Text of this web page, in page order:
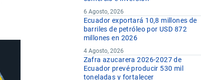
6 Agosto, 2026
Ecuador exportará 10,8 millones de
barriles de petróleo por USD 872
millones en 2026
4 Agosto, 2026
Zafra azucarera 2026-2027 de
Ecuador prevé producir 530 mil
toneladas y fortalecer